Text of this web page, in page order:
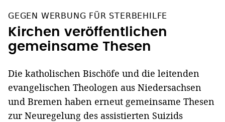
GEGEN WERBUNG FÜR STERBEHILFE
Kirchen veröffentlichen
gemeinsame Thesen
Die katholischen Bischöfe und die leitenden
evangelischen Theologen aus Niedersachsen
und Bremen haben erneut gemeinsame Thesen
zur Neuregelung des assistierten Suizids